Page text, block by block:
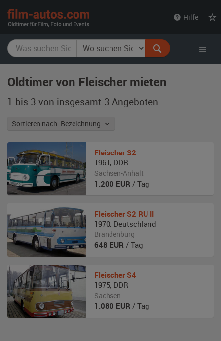
Hilfe
Oldtimer von Fleischer mieten
1 bis 3 von insgesamt 3 Angeboten
Sortieren nach: Bezeichnung
Fleischer S2
1961 , DDR
Sachsen-Anhalt
1.200 EUR / Tag
Fleischer S2 RU II
1970, Deutschland
Brandenburg
648 EUR / Tag
Fleischer S4
1975, DDR
Sachsen
1.080 EUR / Tag